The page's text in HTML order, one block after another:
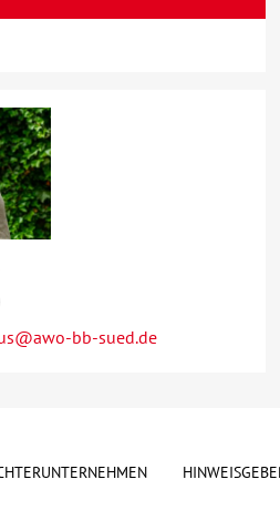
bb-sued.de